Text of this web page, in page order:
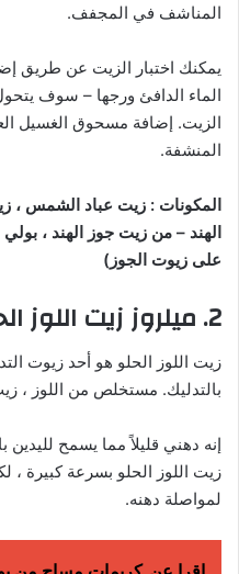
المناشف في المجفف.
يمكنك اختبار الزيت عن طريق
الماء الدافئ ورجها – سوف
الزيت. إضافة مسحوق الغسيل
المنشفة.
المكونات : زيت عباد الشمس ،
على زيوت الجوز)
2. ميلروز زيت اللوز الحلو
زيت اللوز الحلو هو أحد زيوت
بالتدليك. مستخلص من اللوز ،
إنه دهني قليلاً مما يسمح لليدين
زيت اللوز الحلو بسرعة كبيرة ،
لمواصلة دهنه.